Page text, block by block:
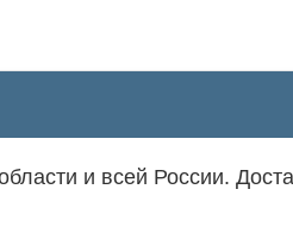
и всей России.